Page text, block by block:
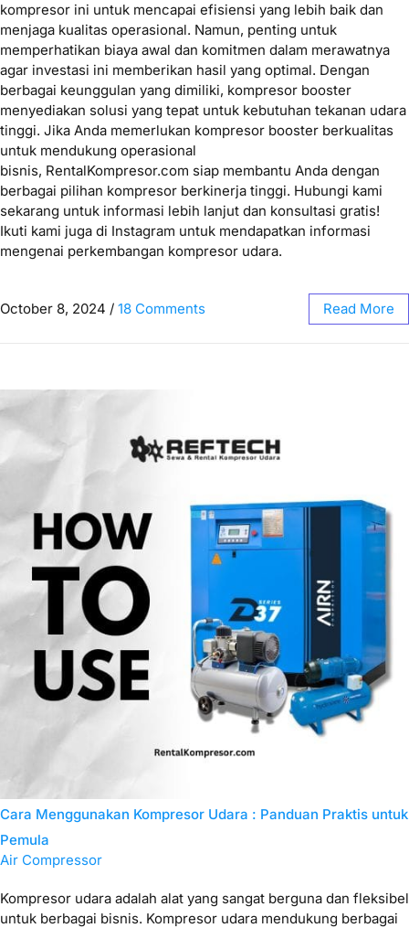
kompresor ini untuk mencapai efisiensi yang lebih baik dan
menjaga kualitas operasional. Namun, penting untuk
memperhatikan biaya awal dan komitmen dalam merawatnya
agar investasi ini memberikan hasil yang optimal. Dengan
berbagai keunggulan yang dimiliki, kompresor booster
menyediakan solusi yang tepat untuk kebutuhan tekanan udara
tinggi. Jika Anda memerlukan kompresor booster berkualitas
untuk mendukung operasional
bisnis, RentalKompresor.com siap membantu Anda dengan
berbagai pilihan kompresor berkinerja tinggi. Hubungi kami
sekarang untuk informasi lebih lanjut dan konsultasi gratis!
Ikuti kami juga di Instagram untuk mendapatkan informasi
mengenai perkembangan kompresor udara.
October 8, 2024 / 18 Comments Read More
Cara Menggunakan Kompresor Udara : Panduan Praktis untuk
Pemula
Air Compressor
Kompresor udara adalah alat yang sangat berguna dan fleksibel
untuk berbagai bisnis. Kompresor udara mendukung berbagai